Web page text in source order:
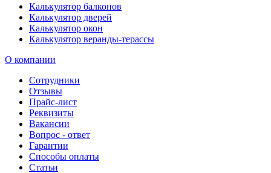
Калькулятор балконов
Калькулятор дверей
Калькулятор окон
Калькулятор веранды-терассы
О компании
Сотрудники
Отзывы
Прайс-лист
Реквизиты
Вакансии
Вопрос - ответ
Гарантии
Способы оплаты
Статьи